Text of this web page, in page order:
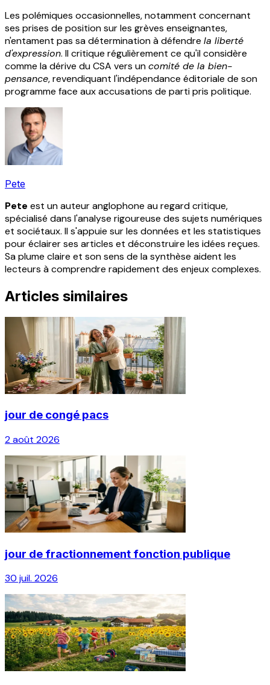
Les polémiques occasionnelles, notamment concernant
ses prises de position sur les grèves enseignantes,
n'entament pas sa détermination à défendre la liberté
d'expression. Il critique régulièrement ce qu'il considère
comme la dérive du CSA vers uncomité de la bien-
pensance, revendiquant l'indépendance éditoriale de son
programme face aux accusations de parti pris politique.
Pete
Pete est un auteur anglophone au regard critique,
spécialisé dans l'analyse rigoureuse des sujets numériques
et sociétaux. Il s'appuie sur les données et les statistiques
pour éclairer ses articles et déconstruire les idées reçues.
Sa plume claire et son sens de la synthèse aident les
lecteurs à comprendre rapidement des enjeux complexes.
Articles similaires
jour de congé pacs
2 août 2026
jour de fractionnement fonction publique
30 juil. 2026